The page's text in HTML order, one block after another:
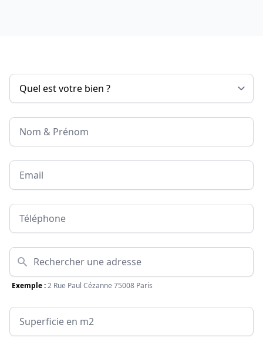
Nom & Prénom
Email
Téléphone
Adresse
Exemple :2 Rue Paul Cézanne 75008 Paris
Surface